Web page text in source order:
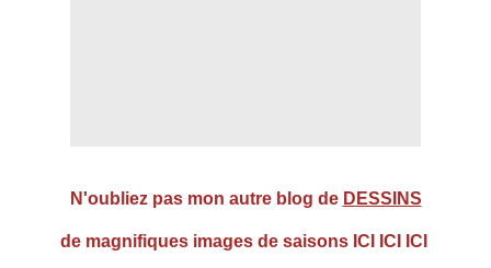
N'oubliez pas mon autre blog de DESSINS
de magnifiques images de saisonsICI ICI ICI